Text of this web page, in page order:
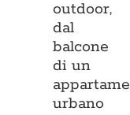
outdoor,
dal
balcone
di un
urbano